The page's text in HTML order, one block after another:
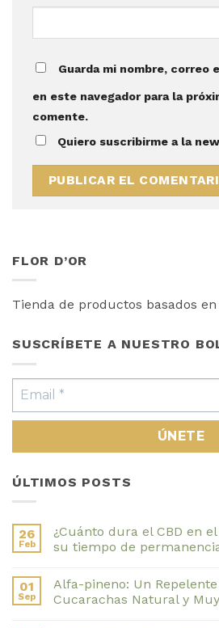
Guarda mi nombre, correo
en este navegador para la
comente.
Quiero suscribirme a la
FLOR D’OR
Tienda de productos basados en
SUSCRÍBETE A NUESTRO
ÚLTIMOS POSTS
26
Feb
¿Cuánto dura el CBD en
su tiempo de
comentarios
en
¿Cuánto
01
Sep
Alfa-pineno: Un
Cucarachas Natural y